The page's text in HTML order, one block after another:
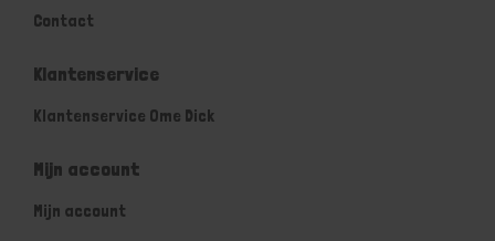
Contact
Klantenservice
Klantenservice Ome Dick
Mijn account
Mijn account